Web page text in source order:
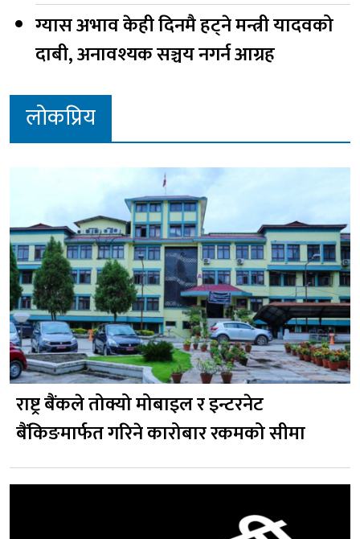
ग्यास अभाव केही दिनमै हट्ने मन्त्री यादवको
दाबी, अनावश्यक सञ्चय नगर्न आग्रह
लोकप्रिय
राष्ट्र बैंकले तोक्यो मोबाइल र इन्टरनेट
बैंकिङमार्फत गरिने कारोबार रकमको सीमा